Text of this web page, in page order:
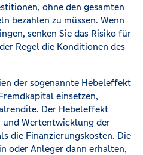
ohne den gesamten
bezahlen zu müssen. Wenn
senken Sie das Risiko für
Regel die Konditionen des
der sogenannte Hebeleffekt
einsetzen,
Der Hebeleffekt
Wertentwicklung der
die Finanzierungskosten. Die
oder Anleger dann erhalten,